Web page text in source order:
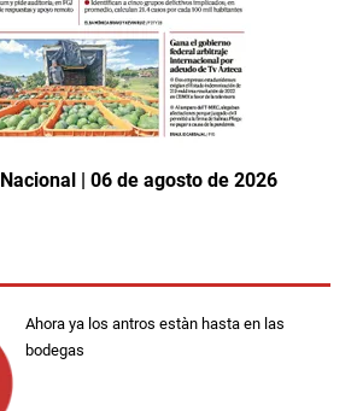
| 06 de agosto de 2026
Ahora ya los antros estàn hasta en las
bodegas